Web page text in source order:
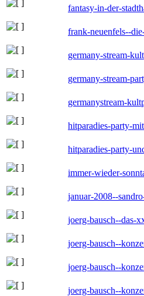
fantasy-in-der-
frank-neuenfels--
germany-stream-
germany-stream-
germanystream-
hitparadies-party-
hitparadies-party-
immer-wieder-
januar-2008--
joerg-bausch--das-
joerg-bausch--
joerg-bausch--
joerg-bausch--